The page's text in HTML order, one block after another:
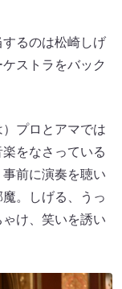
るのは松崎しげ
ストラをバック
プロとアマでは
をなさっている
前に演奏を聴い
。しげる、うっ
け、笑いを誘い